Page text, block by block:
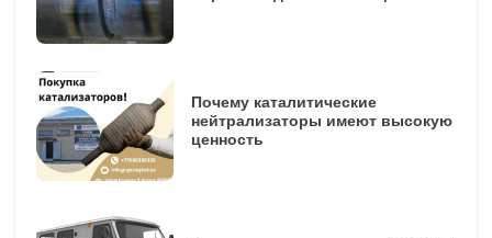
Почему каталитические
нейтрализаторы имеют высокую
ценность